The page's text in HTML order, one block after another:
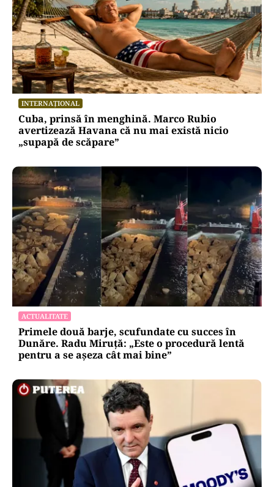
INTERNAȚIONAL
Cuba, prinsă în menghină. Marco Rubio
avertizează Havana că nu mai există nicio
„supapă de scăpare”
ACTUALITATE
Primele două barje, scufundate cu succes în
Dunăre. Radu Miruță: „Este o procedură lentă
pentru a se așeza cât mai bine”